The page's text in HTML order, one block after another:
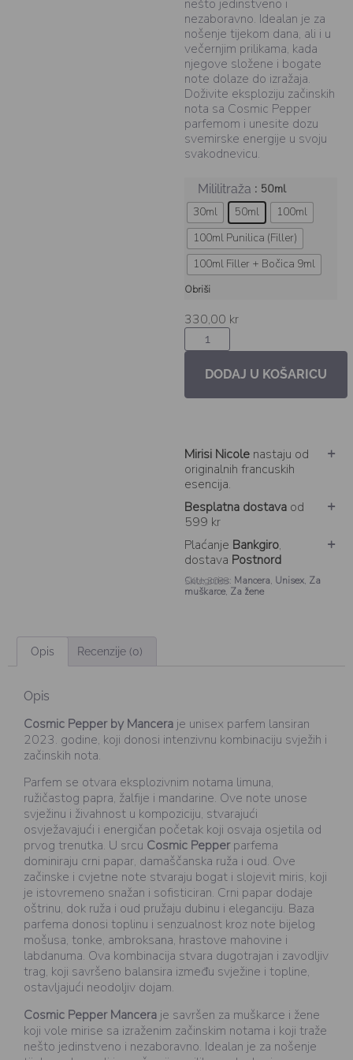
nešto jedinstveno i
nezaboravno. Idealan je za
nošenje tijekom dana, ali i u
večernjim prilikama, kada
njegove složene i bogate
note dolaze do izražaja.
Doživite eksploziju začinskih
nota sa Cosmic Pepper
parfemom i unesite dozu
svemirske energije u svoju
svakodnevicu.
Mililitraža : 50ml
30ml 50ml
100ml
100ml Punilica (Filler)
100ml Filler + Bočica 9ml
Obriši
330,00 kr
DODAJ U KOŠARICU
Mirisi Nicole nastaju od
originalnih francuskih
esencija.
Besplatna dostava od
599 kr
Plaćanje Bankgiro,
dostava Postnord
SKU: 3088
Categories: Mancera, Unisex, Za
muškarce, Za žene
Opis Recenzije (0)
Opis
Cosmic Pepper by Mancera je unisex parfem lansiran
2023. godine, koji donosi intenzivnu kombinaciju svježih i
začinskih nota.
Parfem se otvara eksplozivnim notama limuna,
ružičastog papra, žalfije i mandarine. Ove note unose
svježinu i živahnost u kompoziciju, stvarajući
osvježavajući i energičan početak koji osvaja osjetila od
prvog trenutka. U srcu Cosmic Pepperparfema
dominiraju crni papar, damaščanska ruža i oud. Ove
začinske i cvjetne note stvaraju bogat i slojevit miris, koji
je istovremeno snažan i sofisticiran. Crni papar dodaje
oštrinu, dok ruža i oud pružaju dubinu i eleganciju. Baza
parfema donosi toplinu i senzualnost kroz note bijelog
mošusa, tonke, ambroksana, hrastove mahovine i
labdanuma. Ova kombinacija stvara dugotrajan i zavodljiv
trag, koji savršeno balansira između svježine i topline,
ostavljajući neodoljiv dojam.
Cosmic Pepper Mancera je savršen za muškarce i žene
koji vole mirise sa izraženim začinskim notama i koji traže
nešto jedinstveno i nezaboravno. Idealan je za nošenje